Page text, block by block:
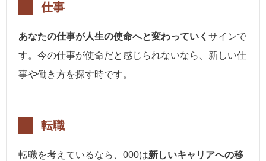
仕事
あなたの仕事が人生の使命へと変わっていく サインで
す。今の仕事が使命だと感じられないなら、新しい仕
事や働き方を探す時です。
転職
転職を考えているなら、000は新しいキャリアへの移